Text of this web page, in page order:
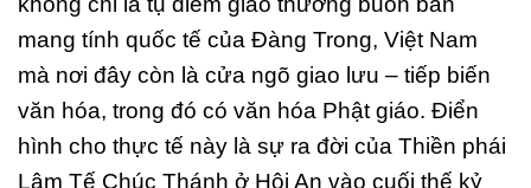
mang tính quốc tế của Đàng Trong, Việt Nam
mà nơi đây còn là cửa ngõ giao lưu – tiếp biến
văn hóa, trong đó có văn hóa Phật giáo. Điển
hình cho thực tế này là sự ra đời của Thiền phái
Lâm Tế Chúc Thánh ở Hội An vào cuối thế kỷ